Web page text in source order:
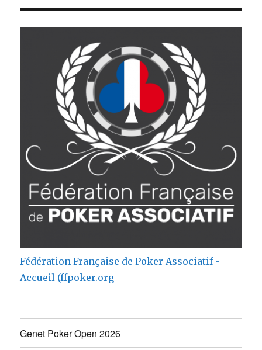
Fédération Française de Poker Associatif -
Accueil (ffpoker.org
Genet Poker Open 2026